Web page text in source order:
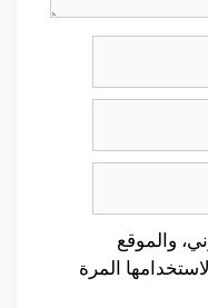
والموقع
المرة